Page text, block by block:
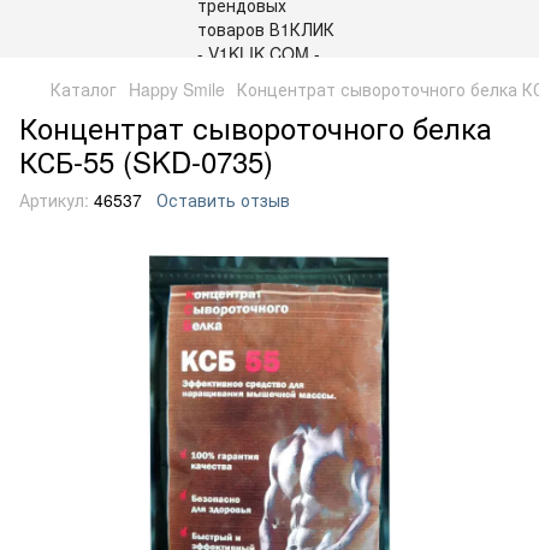
Каталог Happy Smile Концентрат сывороточного белка
Концентрат сывороточного белка
КСБ-55 (SKD-0735)
Артикул: 46537 Оставить отзыв